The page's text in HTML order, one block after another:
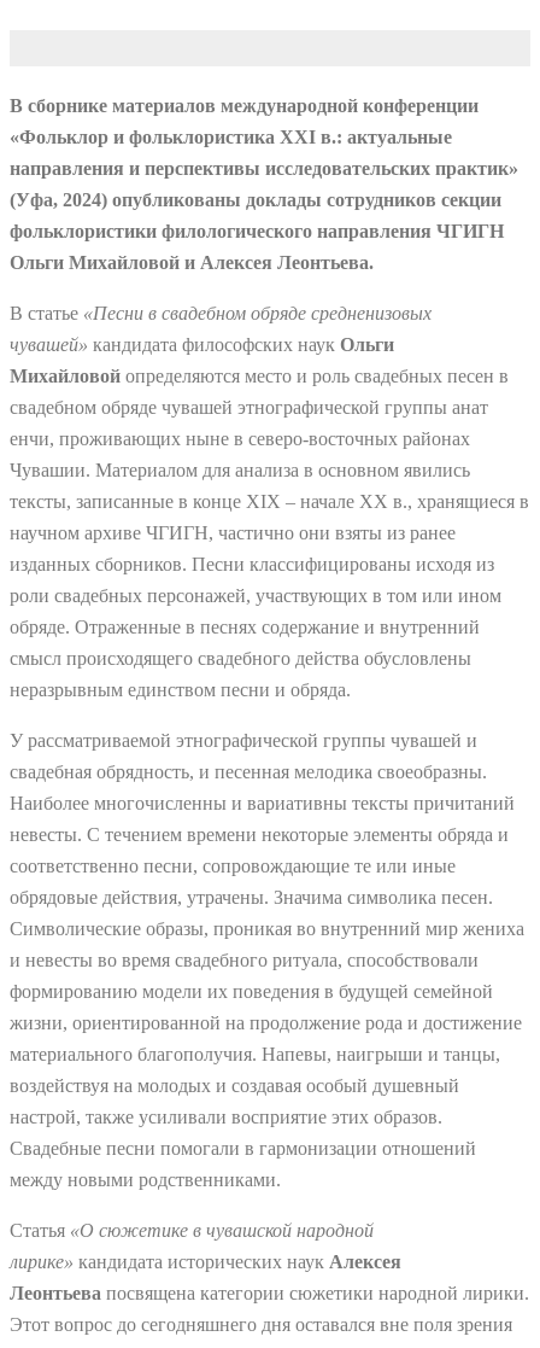
В сборнике материалов международной конференции
«Фольклор и фольклористика XXI в.: актуальные
направления и перспективы исследовательских практик»
(Уфа, 2024) опубликованы доклады сотрудников секции
фольклористики филологического направления ЧГИГН
Ольги Михайловой и Алексея Леонтьева.
В статье «Песни в свадебном обряде средненизовых
чувашей» кандидата философских наук Ольги
Михайловой определяются место и роль свадебных песен в
свадебном обряде чувашей этнографической группы анат
енчи, проживающих ныне в северо-восточных районах
Чувашии. Материалом для анализа в основном явились
тексты, записанные в конце XIX – начале XX в., хранящиеся в
научном архиве ЧГИГН, частично они взяты из ранее
изданных сборников. Песни классифицированы исходя из
роли свадебных персонажей, участвующих в том или ином
обряде. Отраженные в песнях содержание и внутренний
смысл происходящего свадебного действа обусловлены
неразрывным единством песни и обряда.
У рассматриваемой этнографической группы чувашей и
свадебная обрядность, и песенная мелодика своеобразны.
Наиболее многочисленны и вариативны тексты причитаний
невесты. С течением времени некоторые элементы обряда и
соответственно песни, сопровождающие те или иные
обрядовые действия, утрачены. Значима символика песен.
Символические образы, проникая во внутренний мир жениха
и невесты во время свадебного ритуала, способствовали
формированию модели их поведения в будущей семейной
жизни, ориентированной на продолжение рода и достижение
материального благополучия. Напевы, наигрыши и танцы,
воздействуя на молодых и создавая особый душевный
настрой, также усиливали восприятие этих образов.
Свадебные песни помогали в гармонизации отношений
между новыми родственниками.
Статья «О сюжетике в чувашской народной
лирике» кандидата исторических наук Алексея
Леонтьева посвящена категории сюжетики народной лирики.
Этот вопрос до сегодняшнего дня оставался вне поля зрения